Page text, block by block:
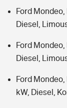
Ford Mondeo,
Diesel,
Ford Mondeo,
Diesel,
Ford Mondeo,
kW, Diesel,